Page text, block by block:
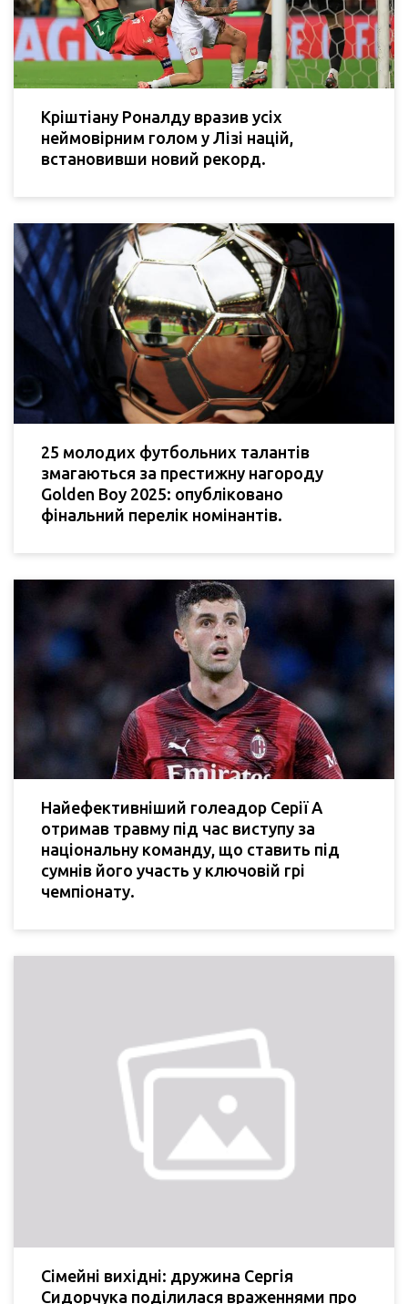
Кріштіану Роналду вразив усіх
неймовірним голом у Лізі націй,
встановивши новий рекорд.
25 молодих футбольних талантів
змагаються за престижну нагороду
Golden Boy 2025: опубліковано
фінальний перелік номінантів.
Найефективніший голеадор Серії А
отримав травму під час виступу за
національну команду, що ставить під
сумнів його участь у ключовій грі
чемпіонату.
Сімейні вихідні: дружина Сергія
Сидорчука поділилася враженнями про